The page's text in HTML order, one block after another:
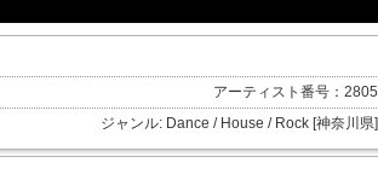
アーティスト番号：2805
ジャンル: Dance / House / Rock [神奈川県]